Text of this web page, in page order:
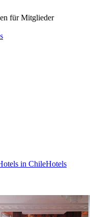
für Mitglieder
in ChileHotels